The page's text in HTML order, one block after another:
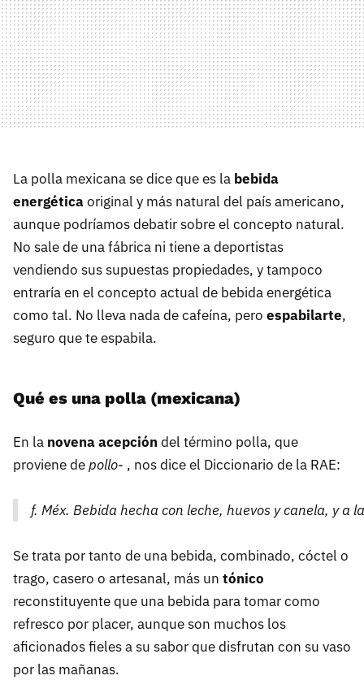
La polla mexicana se dice que es la bebida
energéticaoriginal y más natural del país americano,
aunque podríamos debatir sobre el concepto natural.
No sale de una fábrica ni tiene a deportistas
vendiendo sus supuestas propiedades, y tampoco
entraría en el concepto actual de bebida energética
como tal. No lleva nada de cafeína, pero espabilarte,
seguro que te espabila.
Qué es una polla (mexicana)
En la novena acepción del término polla, que
proviene depollo- , nos dice el Diccionario de la RAE:
f. Méx. Bebida hecha con leche, huevos y canela, y a
Se trata por tanto de una bebida, combinado, cóctel o
trago, casero o artesanal, más un tónico
reconstituyente que una bebida para tomar como
refresco por placer, aunque son muchos los
aficionados fieles a su sabor que disfrutan con su vaso
por las mañanas.